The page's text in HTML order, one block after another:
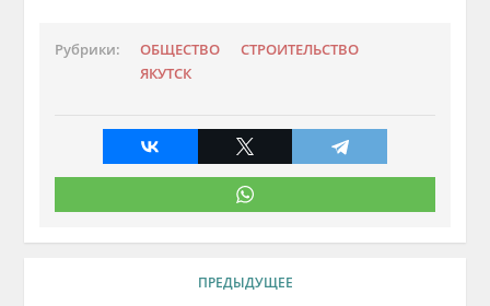
Рубрики: ОБЩЕСТВО
СТРОИТЕЛЬСТВО
ЯКУТСК
ПРЕДЫДУЩЕЕ